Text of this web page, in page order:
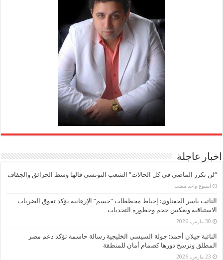
اخبار عاجلة
“لن نكرر الماضي في كل الحالات” الشعب التونسي قالها وسط الحرائق والجفاف
‏أسبوع واحد مضت
النائب ياسر الحفناوي: إحباط مخططات “حسم” الإرهابية يؤكد تفوق الضربات
الاستباقية ويعكس حجم وخطورة التحديات
30 مارس، 2026
النائبة جيلان أحمد: جولة السيسي الخليجية رسالة حاسمة تؤكد دعم مصر
المطلق وترسخ دورها كصمام أمان للمنطقة
23 مارس، 2026